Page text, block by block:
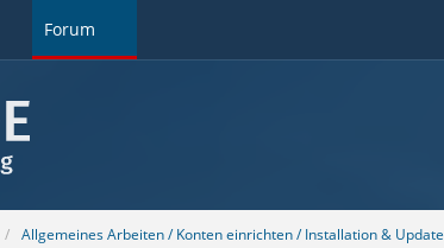
Forum
Allgemeines Arbeiten / Konten einrichten / Installation & Update